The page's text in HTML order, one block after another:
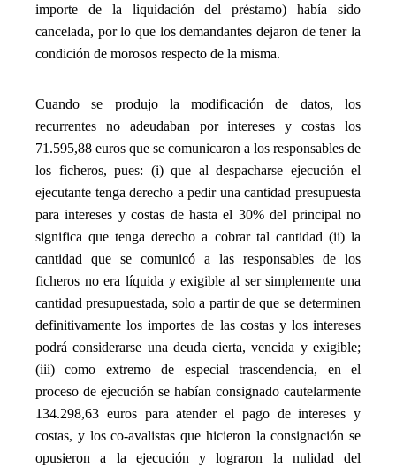
importe de la liquidación del préstamo) había sido
cancelada, por lo que los demandantes dejaron de tener la
condición de morosos respecto de la misma.
Cuando se produjo la modificación de datos, los
recurrentes no adeudaban por intereses y costas los
71.595,88 euros que se comunicaron a los responsables de
los ficheros, pues: (i) que al despacharse ejecución el
ejecutante tenga derecho a pedir una cantidad presupuesta
para intereses y costas de hasta el 30% del principal no
significa que tenga derecho a cobrar tal cantidad (ii) la
cantidad que se comunicó a las responsables de los
ficheros no era líquida y exigible al ser simplemente una
cantidad presupuestada, solo a partir de que se determinen
definitivamente los importes de las costas y los intereses
podrá considerarse una deuda cierta, vencida y exigible;
(iii) como extremo de especial trascendencia, en el
proceso de ejecución se habían consignado cautelarmente
134.298,63 euros para atender el pago de intereses y
costas, y los co-avalistas que hicieron la consignación se
opusieron a la ejecución y lograron la nulidad del